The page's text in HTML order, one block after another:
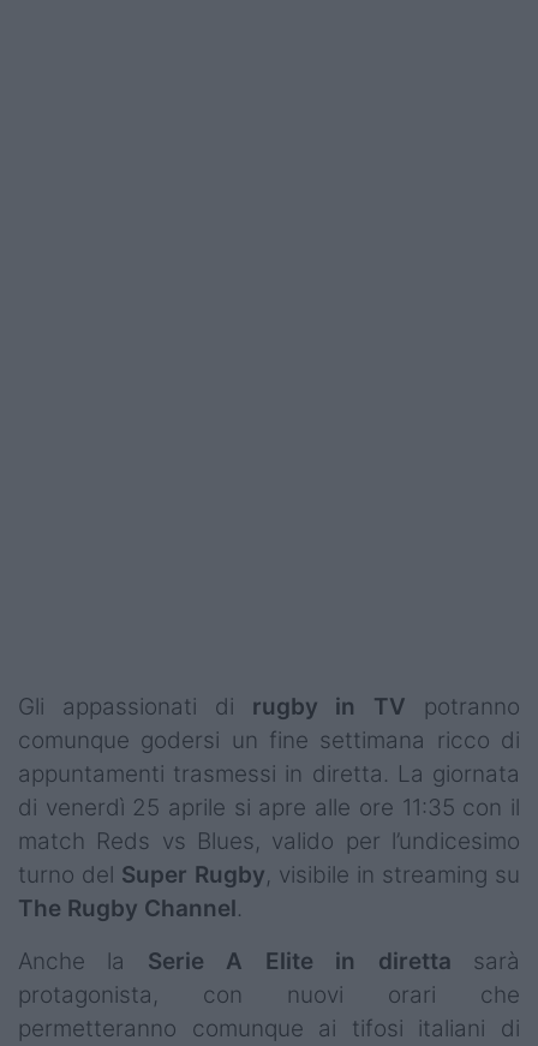
Gli appassionati di rugby in TV potranno
comunque godersi un fine settimana ricco di
appuntamenti trasmessi in diretta. La giornata
di venerdì 25 aprile si apre alle ore 11:35 con il
match Reds vs Blues, valido per l’undicesimo
turno del Super Rugby, visibile in streaming su
The Rugby Channel.
Anche la Serie A Elite in diretta sarà
protagonista, con nuovi orari che
permetteranno comunque ai tifosi italiani di